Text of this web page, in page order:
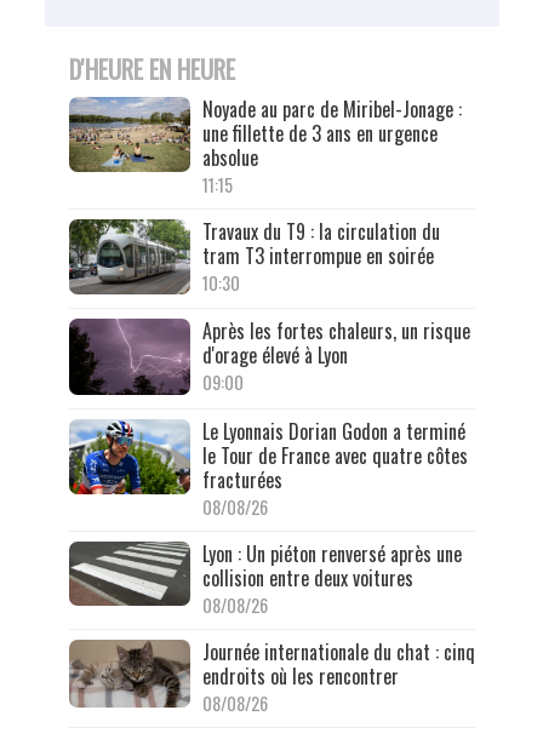
D'HEURE EN HEURE
Noyade au parc de Miribel-Jonage :
une fillette de 3 ans en urgence
absolue
11:15
Travaux du T9 : la circulation du
tram T3 interrompue en soirée
10:30
Après les fortes chaleurs, un risque
d'orage élevé à Lyon
09:00
Le Lyonnais Dorian Godon a terminé
le Tour de France avec quatre côtes
fracturées
08/08/26
Lyon : Un piéton renversé après une
collision entre deux voitures
08/08/26
Journée internationale du chat : cinq
endroits où les rencontrer
08/08/26